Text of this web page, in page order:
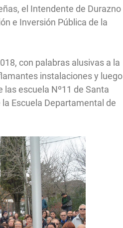
el Intendente de Durazno
e Inversión Pública de la
con palabras alusivas a la
instalaciones y luego
escuela Nº11 de Santa
Escuela Departamental de